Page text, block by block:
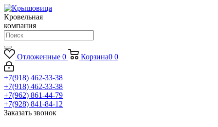
Кровельная
компания
Отложенные 0 Корзина0 0
+7(918) 462-33-38
+7(918) 462-33-38
+7(962) 861-44-79
+7(928) 841-84-12
Заказать звонок